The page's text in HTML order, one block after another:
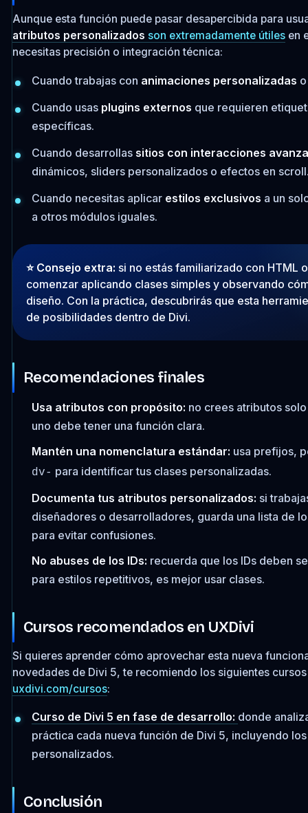
Aunque esta función puede pasar desapercibida para
atributos personalizados son extremadamente útilesen
necesitas precisión o integración técnica:
Cuando trabajas con animaciones personalizadas
Cuando usas plugins externos que requieren
específicas.
Cuando desarrollas sitios con interacciones
dinámicos, sliders personalizados o efectos en
Cuando necesitas aplicar estilos exclusivos a un
a otros módulos iguales.
⭐️ Consejo extra: si no estás familiarizado con HTML
comenzar aplicando clases simples y observando
diseño. Con la práctica, descubrirás que esta
de posibilidades dentro de Divi.
Recomendaciones finales
Usa atributos con propósito: no crees atributos
uno debe tener una función clara.
Mantén una nomenclatura estándar: usa prefijos,
dv- para identificar tus clases personalizadas.
Documenta tus atributos personalizados: si
diseñadores o desarrolladores, guarda una lista de
para evitar confusiones.
No abuses de los IDs: recuerda que los IDs deben
para estilos repetitivos, es mejor usar clases.
Cursos recomendados en UXDivi
Si quieres aprender cómo aprovechar esta nueva
novedades de Divi 5, te recomiendo los siguientes
uxdivi.com/cursos:
Curso de Divi 5 en fase de desarrollo: donde
práctica cada nueva función de Divi 5, incluyendo
personalizados.
Conclusión